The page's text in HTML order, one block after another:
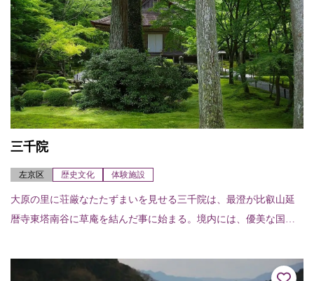
三千院
左京区 歴史文化 体験施設
大原の里に荘厳なたたずまいを見せる三千院は、最澄が比叡山延
暦寺東塔南谷に草庵を結んだ事に始まる。境内には、優美な国宝
往生極楽院が建つ。あ...